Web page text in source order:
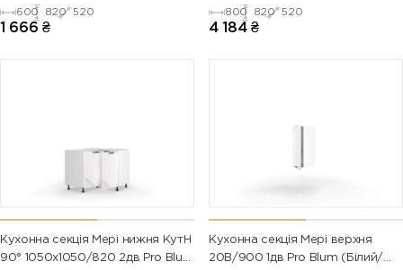
9003)
600 820 520
1 666 ₴
Білий 9003)
800 820 520
4 184 ₴
Кухонна секція Мері нижня КутН
90° 1050х1050/820 2дв Pro Blum
Кухонна секція Мері верхня
20В/900 1дв Pro Blum (Білий/